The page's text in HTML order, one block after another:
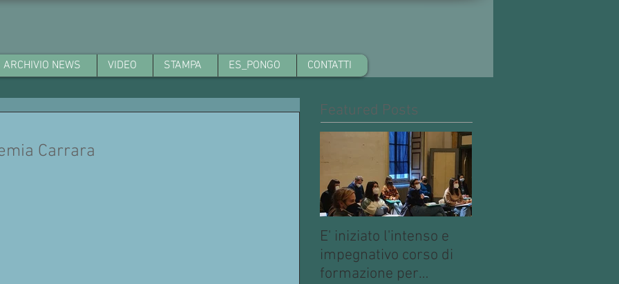
ARCHIVIO NEWS VIDEO STAMPA ES_PONGO CONTATTI
Carrara
Featured Posts
E' iniziato l'intenso e
impegnativo corso di
formazione per